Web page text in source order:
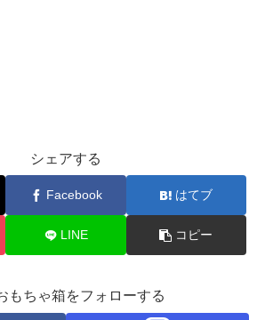
シェアする
Facebook はてブ
LINE コピー
もちゃ箱をフォローする